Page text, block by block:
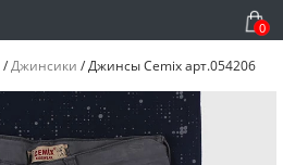
0
/Джинсики /Джинсы Cemix арт.054206